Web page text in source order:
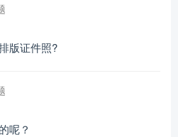
版证件照?
呢？